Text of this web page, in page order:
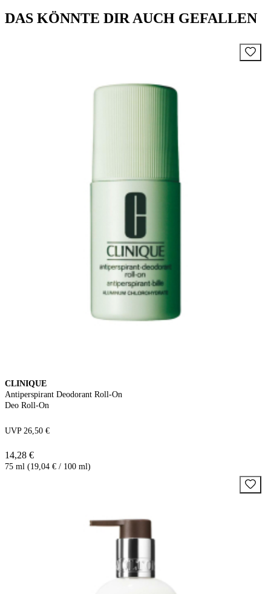
DAS KÖNNTE DIR AUCH GEFALLEN
CLINIQUE
Antiperspirant Deodorant Roll-On
Deo Roll-On
UVP 26,50 €
14,28 €
75 ml (19,04 € / 100 ml)